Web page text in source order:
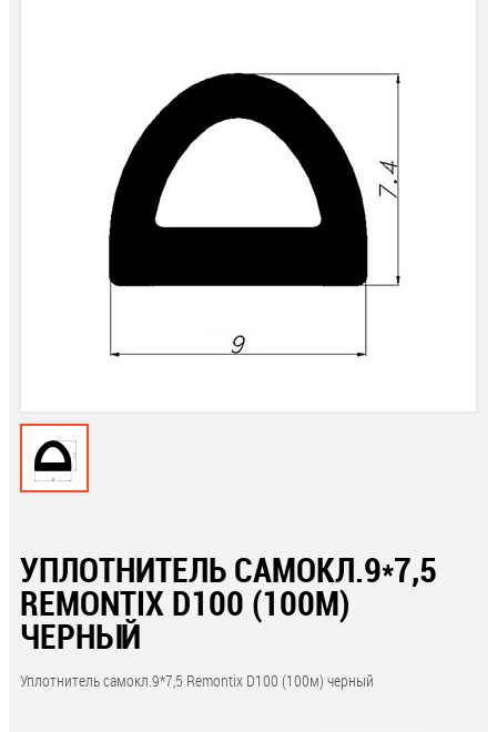
УПЛОТНИТЕЛЬ САМОКЛ.9*7,5
REMONTIX D100 (100М)
ЧЕРНЫЙ
Уплотнитель самокл.9*7,5 Remontix D100 (100м) черный